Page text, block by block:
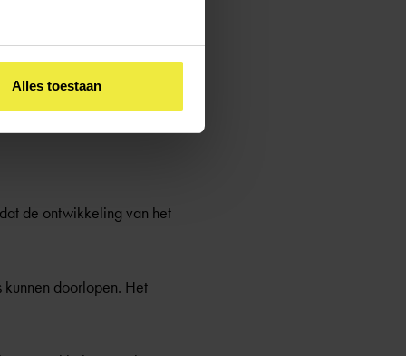
Alles toestaan
van kleuterverlenging. Op
vergelijkbare zwak
in de
kind? (2016) .
de ontwikkeling van het
doorlopen. Het